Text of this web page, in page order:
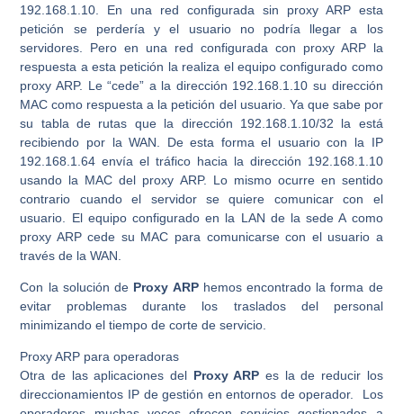
192.168.1.10. En una red configurada sin proxy ARP esta
petición se perdería y el usuario no podría llegar a los
servidores. Pero en una red configurada con proxy ARP la
respuesta a esta petición la realiza el equipo configurado como
proxy ARP. Le “cede” a la dirección 192.168.1.10 su dirección
MAC como respuesta a la petición del usuario. Ya que sabe por
su tabla de rutas que la dirección 192.168.1.10/32 la está
recibiendo por la WAN. De esta forma el usuario con la IP
192.168.1.64 envía el tráfico hacia la dirección 192.168.1.10
usando la MAC del proxy ARP. Lo mismo ocurre en sentido
contrario cuando el servidor se quiere comunicar con el
usuario. El equipo configurado en la LAN de la sede A como
proxy ARP cede su MAC para comunicarse con el usuario a
través de la WAN.
Con la solución de Proxy ARPhemos encontrado la forma de
evitar problemas durante los traslados del personal
minimizando el tiempo de corte de servicio.
Proxy ARP para operadoras
Otra de las aplicaciones del Proxy ARP es la de reducir los
direccionamientos IP de gestión en entornos de operador. Los